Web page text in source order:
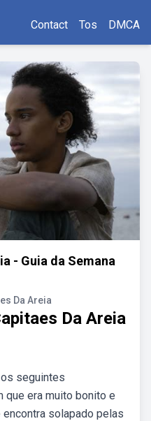
Contact Tos DMCA
- Guia da Semana
Da Areia
Da Areia
seguintes
que era muito bonito e
solapado pelas